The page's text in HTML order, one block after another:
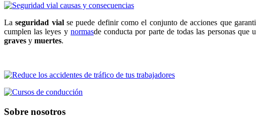
La seguridad vialse puede definir como el conjunto de acciones que
cumplen las leyes y normasde conducta por parte de todas las personas
graves y muertes.
Sobre nosotros